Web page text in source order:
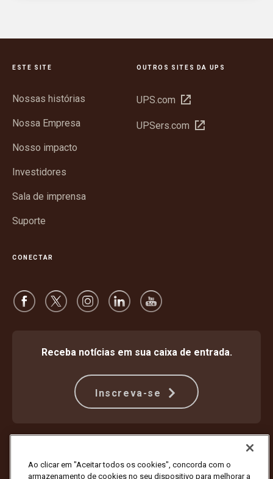
ESTE SITE
Nossas histórias
Nossa Empresa
Nosso impacto
Investidores
Sala de imprensa
Suporte
OUTROS SITES DA UPS
UPS.com Abrir
nova
UPSers.com Abrir
CONECTAR
Receba notícias em sua caixa de entrada.
Inscreva-se
Configurações de cookies
Ao clicar em "Aceitar todos os cookies", concorda com o
armazenamento de cookies no seu dispositivo para melhorar a